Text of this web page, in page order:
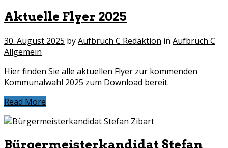
Aktuelle Flyer 2025
30. August 2025 byAufbruch C Redaktion in Aufbruch C
Allgemein
Hier finden Sie alle aktuellen Flyer zur kommenden
Kommunalwahl 2025 zum Download bereit.
Read More
Bürgermeisterkandidat Stefan